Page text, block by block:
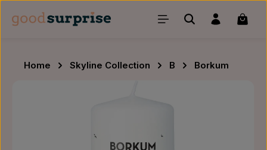
Zum Hauptinhalt springen
Home Skyline Collection B
Borkum